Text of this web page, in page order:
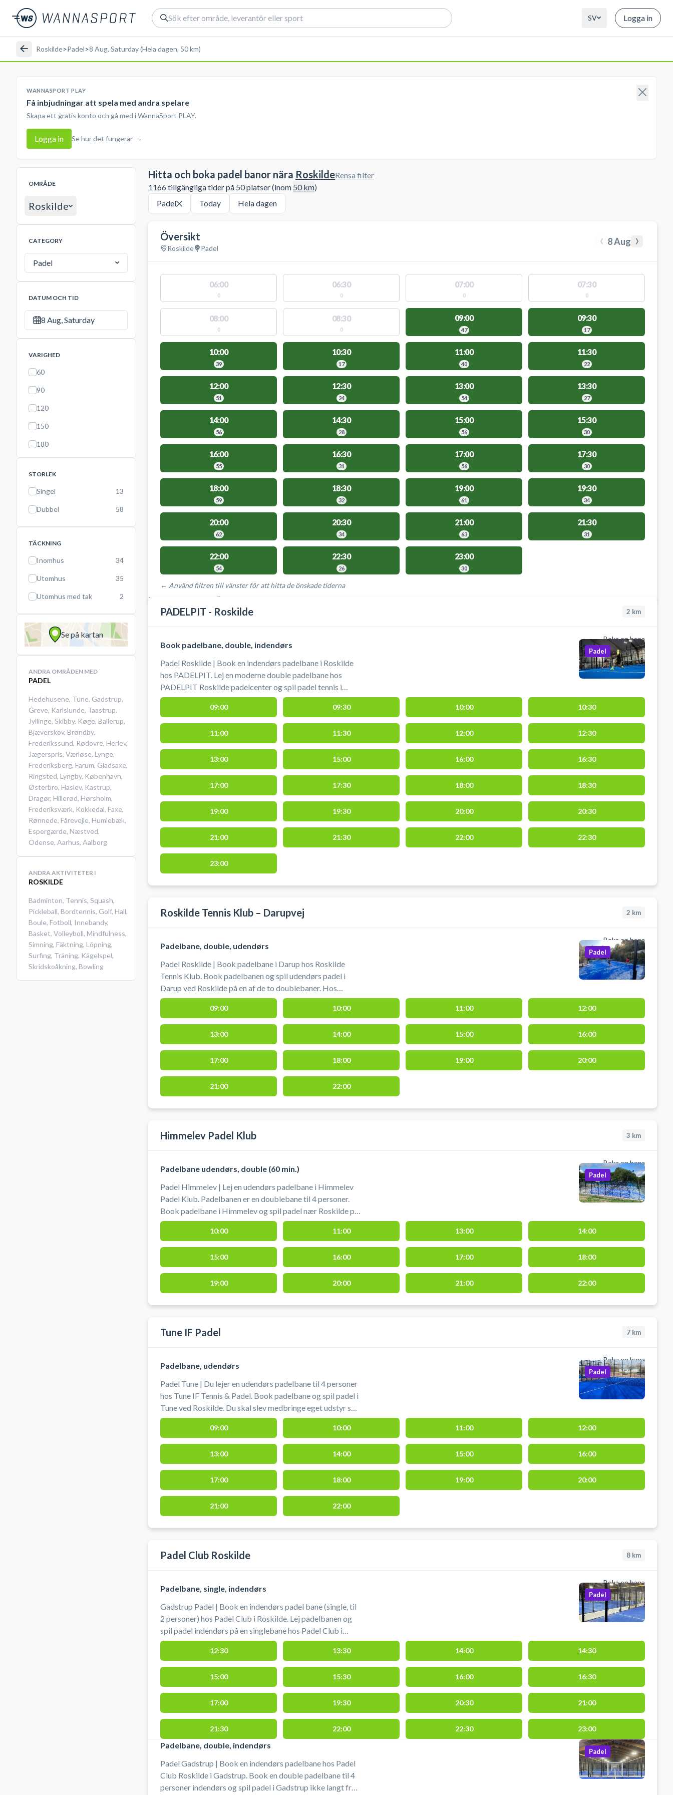
SV Logga in
Roskilde>Padel>8 Aug, Saturday (Hela dagen, 50 km)
WANNASPORT PLAY
Få inbjudningar att spela med andra spelare
Skapa ett gratis konto och gå med i WannaSport PLAY.
Logga in Se hur det fungerar →
OMRÅDE
Roskilde
CATEGORY
Padel
DATUM OCH TID
8 Aug, Saturday
VARIGHED
60
90
120
150
180
STORLEK
Singel 13
Dubbel 58
TÄCKNING
Inomhus 34
Utomhus 35
Utomhus med tak 2
Se på kartan
ANDRA OMRÅDEN MED
PADEL
Hedehusene, Tune, Gadstrup,
Greve, Karlslunde, Taastrup,
Jyllinge, Skibby, Køge, Ballerup,
Bjæverskov, Brøndby,
Frederikssund, Rødovre, Herlev,
Jægerspris, Værløse, Lynge,
Frederiksberg, Farum, Gladsaxe,
Ringsted, Lyngby, København,
Østerbro, Haslev, Kastrup,
Dragør, Hillerød, Hørsholm,
Frederiksværk, Kokkedal, Faxe,
Rønnede, Fårevejle, Humlebæk,
Espergærde, Næstved,
Odense, Aarhus, Aalborg
ANDRA AKTIVITETER I
ROSKILDE
Badminton, Tennis, Squash,
Pickleball, Bordtennis, Golf, Hall,
Boule, Fotboll, Innebandy,
Basket, Volleyboll, Mindfulness,
Simning, Fäktning, Löpning,
Surfing, Träning, Kägelspel,
Skridskoåkning, Bowling
Hitta och boka padel banor nära Roskilde
1166 tillgängliga tider på 50 platser (inom 50km)
Rensa filter
Padel Today Hela dagen
Översikt
Roskilde Padel ‹ 8 Aug ›
06:00
0
06:30
0
07:00
0
07:30
0
08:00
0
08:30
0
09:00
47
09:30
17
10:00
39
10:30
17
11:00
40
11:30
22
12:00
51
12:30
24
13:00
54
13:30
27
14:00
56
14:30
28
15:00
56
15:30
30
16:00
55
16:30
31
17:00
56
17:30
30
18:00
59
18:30
32
19:00
61
19:30
34
20:00
62
20:30
34
21:00
63
21:30
31
22:00
54
22:30
26
23:00
30
← Använd filtren till vänster för att hitta de önskade tiderna
PLATSER MED TILLGÄNGLIGA AKTIVITETER
PADELPIT - Roskilde 2 km
Boka en bana
Book padelbane, double, indendørs
Padel Roskilde | Book en indendørs padelbane i Roskilde
hos PADELPIT. Lej en moderne double padelbane hos
PADELPIT Roskilde padelcenter og spil padel tennis i
Roskilde padelcenter på kvalitetsbaner. Book padel bane
med optimal indendørs belysning, adgang til omklædning
og badefaciliteter. PADELPIT Roskilde tilbyder leje af bat
og gratis brug af bolde. Nye padeltennis bolde kan købes.
Padelanlægget ligger centralt på Københavnsvej 136B,
4000 Roskilde med gratis parkering og nem adgang fra
motorveje.
Padel
09:00 09:30 10:00 10:30
11:00 11:30 12:00 12:30
13:00 15:00 16:00 16:30
17:00 17:30 18:00 18:30
19:00 19:30 20:00 20:30
21:00 21:30 22:00 22:30
23:00
Roskilde Tennis Klub – Darupvej 2 km
Boka en bana
Padelbane, double, udendørs
Padel Roskilde | Book padelbane i Darup hos Roskilde
Tennis Klub. Book padelbanen og spil udendørs padel i
Darup ved Roskilde på en af de to doublebaner. Hos
Roskilde Tennis Klubs afdeling i Darup finder du foruden
padelbaner, en tennishal og udendørs grus tennisbaner. Når
du booker padel i Roskilde Tennis Klub er der gratis
parkering lige ved padelbanerne, som du finder på
Darupvej 52, 4000 Roskilde. Du kan gratis låne bat og
bolde ved booking af padelbanen i Darup ved Roskilde.
Padel
09:00 10:00 11:00 12:00
13:00 14:00 15:00 16:00
17:00 18:00 19:00 20:00
21:00 22:00
Himmelev Padel Klub 3 km
Boka en bana
Padelbane udendørs, double (60 min.)
Padel Himmelev | Lej en udendørs padelbane i Himmelev
Padel Klub. Padelbanen er en doublebane til 4 personer.
Book padelbane i Himmelev og spil padel nær Roskilde på
oplyste doublebaner hos Padel klubben i Himmelev.
Padelbanen er oplyst, så det også er muligt at spille når det
bliver mørkt. Kode, som fås efter booking, skal bruges til
adgang til padelbanerne.
Padel
10:00 11:00 13:00 14:00
15:00 16:00 17:00 18:00
19:00 20:00 21:00 22:00
Tune IF Padel 7 km
Boka en bana
Padelbane, udendørs
Padel Tune | Du lejer en udendørs padelbane til 4 personer
hos Tune IF Tennis & Padel. Book padelbane og spil padel i
Tune ved Roskilde. Du skal slev medbringe eget udstyr så
som bat og bolde.
Padel
09:00 10:00 11:00 12:00
13:00 14:00 15:00 16:00
17:00 18:00 19:00 20:00
21:00 22:00
Padel Club Roskilde 8 km
Boka en bana
Padelbane, single, indendørs
Gadstrup Padel | Book en indendørs padel bane (single, til
2 personer) hos Padel Club i Roskilde. Lej padelbanen og
spil padel indendørs på en singlebane hos Padel Club i
Gadstrup. Lånebats er altid inkluderet i banelejen, men vi
garanterer ikke lånebats tilstand, grundet
misvelligeholdelse fra spillende gæster. Bolde kan købes i
er gratis parkering når du booker padel i Gadstrup hos
Padel
12:30 13:30 14:00 14:30
15:00 15:30 16:00 16:30
17:00 19:30 20:30 21:00
21:30 22:00 22:30 23:00
Padelbane, double, indendørs
Padel Gadstrup | Book en indendørs padelbane hos Padel
Club Roskilde i Gadstrup. Book en double padelbane til 4
personer indendørs og spil padel i Gadstrup ikke langt fra
Padel